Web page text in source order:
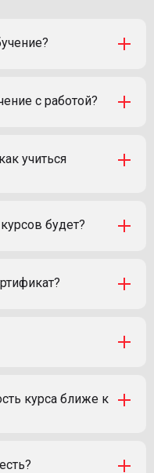
с работой?
учиться
будет?
курса ближе к